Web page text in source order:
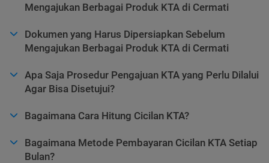
Mengajukan Berbagai Produk KTA di Cermati
Dokumen yang Harus Dipersiapkan Sebelum
Mengajukan Berbagai Produk KTA di Cermati
Apa Saja Prosedur Pengajuan KTA yang Perlu Dilalui
Agar Bisa Disetujui?
Bagaimana Cara Hitung Cicilan KTA?
Bagaimana Metode Pembayaran Cicilan KTA Setiap
Bulan?